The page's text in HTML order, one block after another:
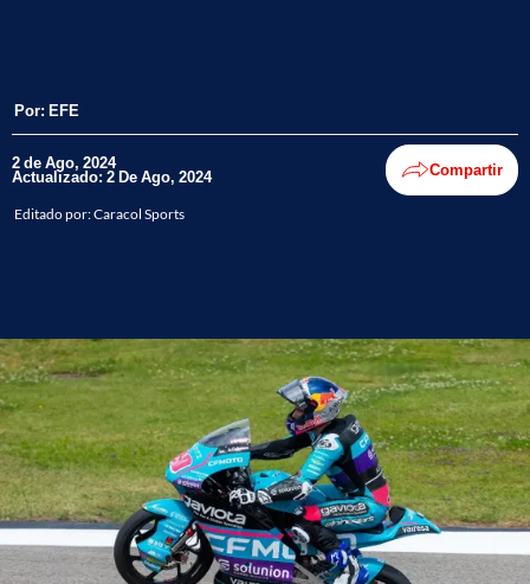
Por: EFE
2 de Ago, 2024
Actualizado: 2 De Ago, 2024 Compartir
Editado por:Caracol Sports